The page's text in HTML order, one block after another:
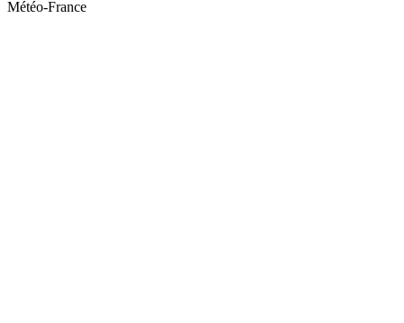
Météo-France